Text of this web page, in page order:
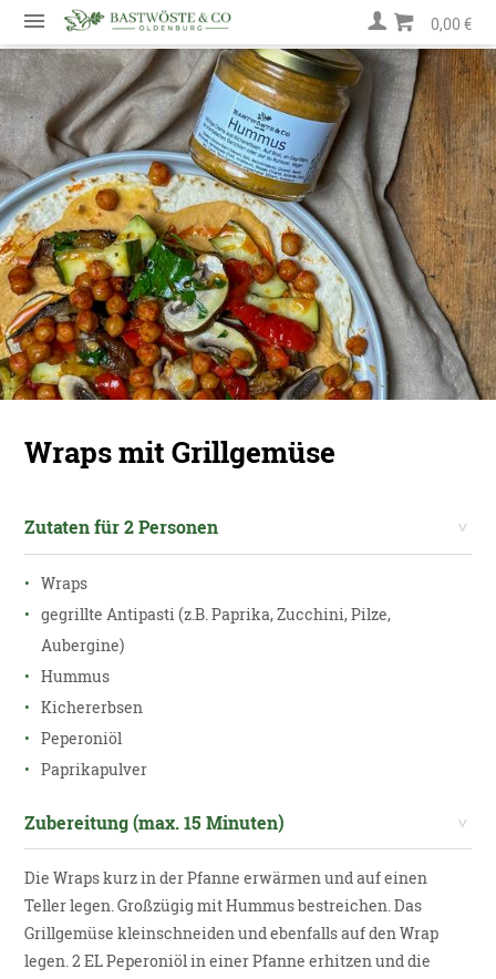
0,00 €
Wraps mit Grillgemüse
Zutaten für 2 Personen
Wraps
gegrillte Antipasti (z.B. Paprika, Zucchini, Pilze,
Aubergine)
Hummus
Kichererbsen
Peperoniöl
Paprikapulver
Zubereitung (max. 15 Minuten)
Die Wraps kurz in der Pfanne erwärmen und auf einen
Teller legen. Großzügig mit Hummus bestreichen. Das
Grillgemüse kleinschneiden und ebenfalls auf den Wrap
legen. 2 EL Peperoniöl in einer Pfanne erhitzen und die